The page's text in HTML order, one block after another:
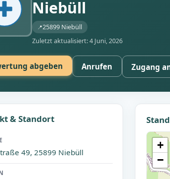
Niebüll
25899 Niebüll
Zuletzt aktualisiert: 4 Juni, 2026
abgeben Anrufen Zugang
& Standort
49, 25899 Niebüll
+
−